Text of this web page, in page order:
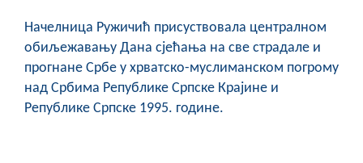
Начелница Ружичић присуствовала централном
обиљежавању Дана сјећања на све страдале и
прогнане Србе у хрватско-муслиманском погрому
над Србима Републике Српске Крајине и
Републике Српске 1995. године.